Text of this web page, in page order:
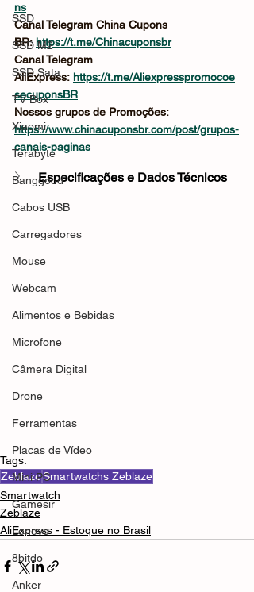
SSD
SSD M2
SSD Sata
TV Box
Xiaomi
Terabyte
Banggood
Cabos USB
Carregadores
Mouse
Webcam
Alimentos e Bebidas
Microfone
Câmera Digital
Drone
Ferramentas
Placas de Vídeo
Mini PC
Gamesir
Lenovo
8bitdo
Anker
ns
Canal Telegram China Cupons
BR: https://t.me/Chinacuponsbr
Canal Telegram
AliExpress: https://t.me/Aliexpresspromocoe
secuponsBR
Nossos grupos de Promoções:
https://www.chinacuponsbr.com/post/grupos-
canais-paginas
Especificações e Dados Técnicos
Tags:
ZeblazeSmartwatchs Zeblaze
Smartwatch
Zeblaze
AliExpress - Estoque no Brasil